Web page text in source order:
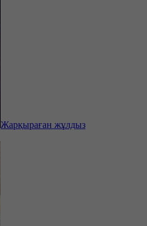
Жарқыраған жұлдыз